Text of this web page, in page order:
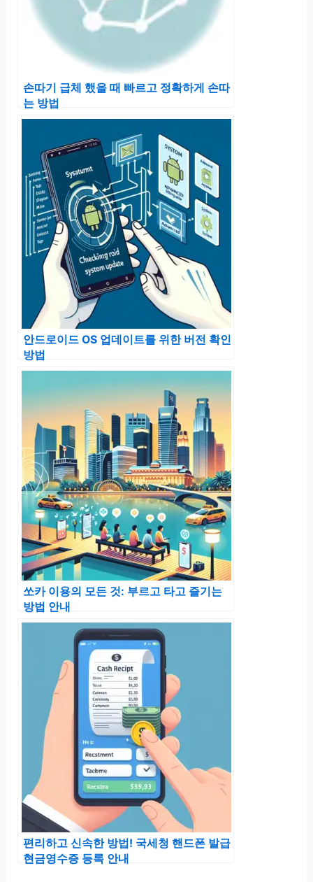
손따기 급체 했을 때 빠르고 정확하게 손따
는 방법
안드로이드 OS 업데이트를 위한 버전 확인
방법
쏘카 이용의 모든 것: 부르고 타고 즐기는
방법 안내
편리하고 신속한 방법! 국세청 핸드폰 발급
현금영수증 등록 안내